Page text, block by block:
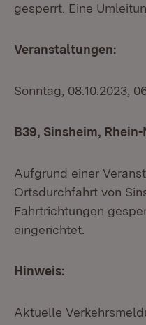
gesperrt. Eine
Veranstaltungen:
Sonntag, 08.10.2023,
B39, Sinsheim,
Aufgrund einer
Ortsdurchfahrt von
Fahrtrichtungen
eingerichtet.
Hinweis:
Aktuelle